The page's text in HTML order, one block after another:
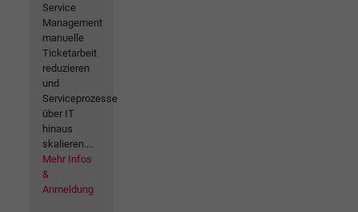
Service
Management
manuelle
Ticketarbeit
reduzieren
und
Serviceprozesse
über IT
hinaus
skalieren....
Mehr Infos
&
Anmeldung